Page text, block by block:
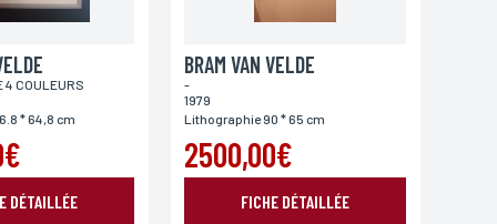
bénéficiez d’un droit d’accès, de rectification
4 COULEURS
* 64,8 cm
DÉTAILLÉE
BRAM VAN VELDE
-
1979
Lithographie 90 * 65 cm
2500,00€
FICHE DÉTAILLÉE